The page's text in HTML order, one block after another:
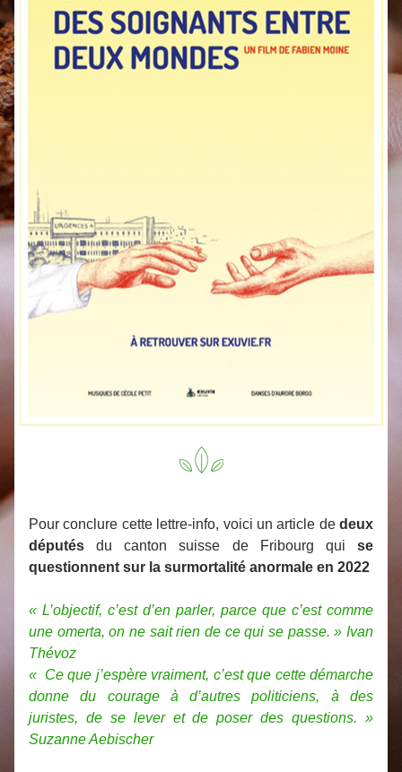
Pour conclure cette lettre-info, voici un article de deux
députés du canton suisse de Fribourg qui se
questionnent sur la surmortalité anormale en 2022
« L’objectif, c’est d’en parler, parce que c’est comme
une omerta, on ne sait rien de ce qui se passe. » Ivan
Thévoz
«  Ce que j’espère vraiment, c’est que cette démarche
donne du courage à d’autres politiciens, à des
juristes, de se lever et de poser des questions. »
Suzanne Aebischer